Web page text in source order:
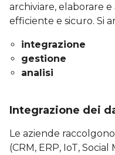
archiviare, elaborare
efficiente e sicuro. Si
integrazione
gestione
analisi
Integrazione dei
Le aziende
(CRM, ERP, IoT,